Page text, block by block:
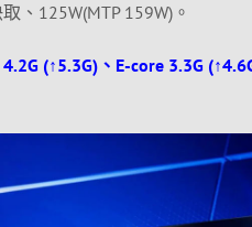
、125W(MTP 159W)。
(↑5.3G)、E-core 3.3G